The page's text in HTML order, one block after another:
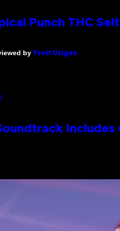
Punch THC
by Ysolt Usigan